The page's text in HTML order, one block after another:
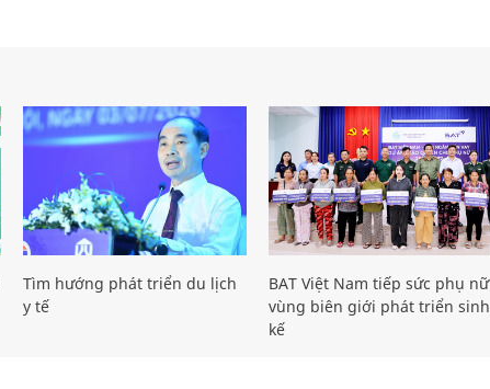
Tìm hướng phát triển du lịch
y tế
BAT Việt Nam tiếp sức phụ nữ
vùng biên giới phát triển sinh
kế